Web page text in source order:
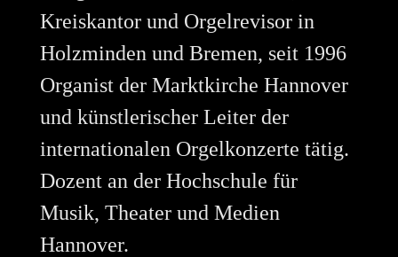
Kreiskantor und Orgelrevisor in
Holzminden und Bremen, seit 1996
Organist der Marktkirche Hannover
und künstlerischer Leiter der
internationalen Orgelkonzerte tätig.
Dozent an der Hochschule für
Musik, Theater und Medien
Hannover.